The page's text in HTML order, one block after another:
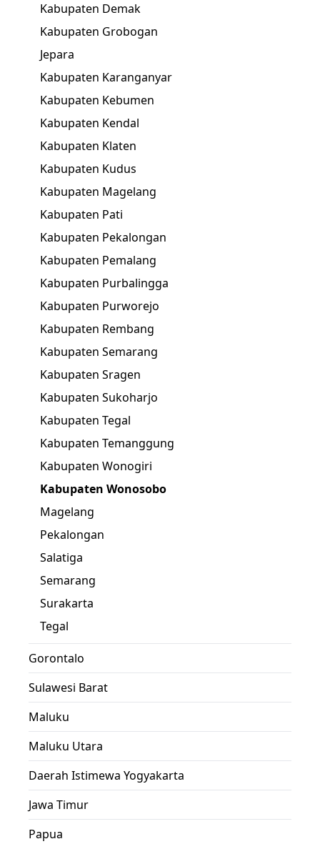
Kabupaten Demak
Kabupaten Grobogan
Jepara
Kabupaten Karanganyar
Kabupaten Kebumen
Kabupaten Kendal
Kabupaten Klaten
Kabupaten Kudus
Kabupaten Magelang
Kabupaten Pati
Kabupaten Pekalongan
Kabupaten Pemalang
Kabupaten Purbalingga
Kabupaten Purworejo
Kabupaten Rembang
Kabupaten Semarang
Kabupaten Sragen
Kabupaten Sukoharjo
Kabupaten Tegal
Kabupaten Temanggung
Kabupaten Wonogiri
Kabupaten Wonosobo
Magelang
Pekalongan
Salatiga
Semarang
Surakarta
Tegal
Gorontalo
Sulawesi Barat
Maluku
Maluku Utara
Daerah Istimewa Yogyakarta
Jawa Timur
Papua